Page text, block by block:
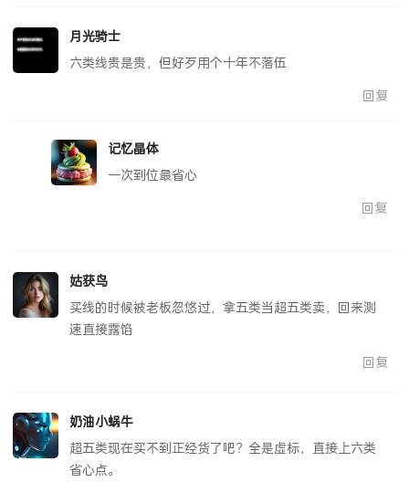
月光骑士
六类线贵是贵，但好歹用个十年不落伍
回复
记忆晶体
一次到位最省心
回复
姑获鸟
买线的时候被老板忽悠过，拿五类当超五类卖，回来测
速直接露馅
回复
奶油小蜗牛
超五类现在买不到正经货了吧？全是虚标，直接上六类
省心点。